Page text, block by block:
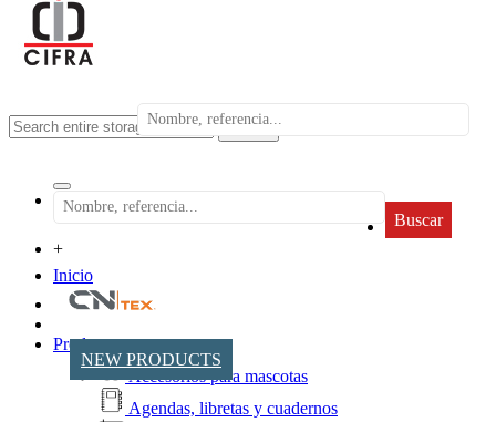
search
Buscar
+
Inicio
NEW PRODUCTS
Productos
Accesorios para mascotas
Agendas, libretas y cuadernos